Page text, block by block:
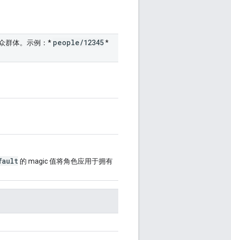
群体。示例：* people/12345*
的 magic 值将角色应用于拥有